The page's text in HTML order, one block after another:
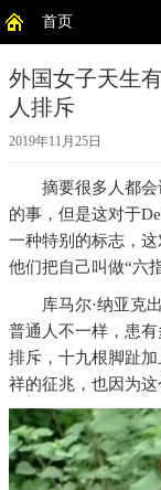
首页
外国女子天生
人排斥
2019年11月25日
摘要很多人都
的事，但是这对于
一种特别的标志，
他们把自己叫做“六
库马尔·纳亚克
普通人不一样，患
排斥，十九根脚趾
祥的征兆，也因为这